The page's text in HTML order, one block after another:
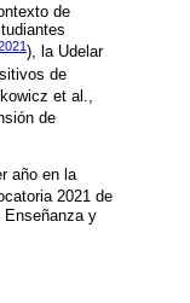
de
), la Udelar
de
et al.,
de
año en la
2021 de
Enseñanza y